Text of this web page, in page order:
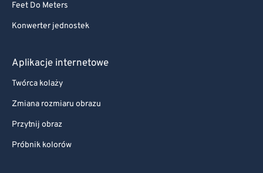
Feet Do Meters
Konwerter jednostek
Aplikacje internetowe
Twórca kolaży
Zmiana rozmiaru obrazu
Przytnij obraz
Próbnik kolorów